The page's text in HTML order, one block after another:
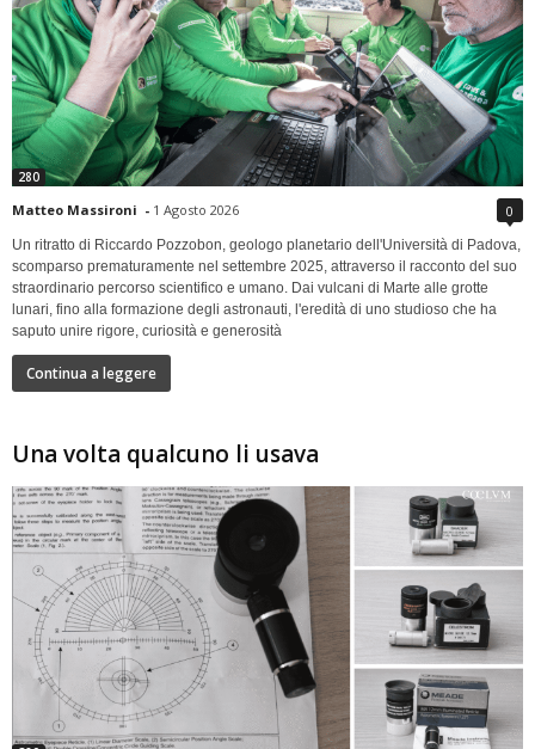
280
Matteo Massironi - 1 Agosto 2026 0
Un ritratto di Riccardo Pozzobon, geologo planetario dell'Università di Padova,
scomparso prematuramente nel settembre 2025, attraverso il racconto del suo
straordinario percorso scientifico e umano. Dai vulcani di Marte alle grotte
lunari, fino alla formazione degli astronauti, l'eredità di uno studioso che ha
saputo unire rigore, curiosità e generosità
Continua a leggere
Una volta qualcuno li usava